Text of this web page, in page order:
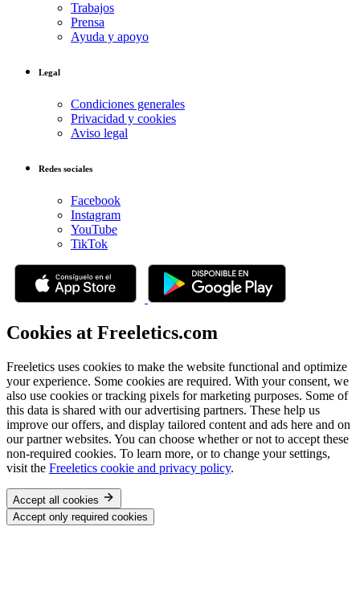
Trabajos
Prensa
Ayuda y apoyo
Legal
Condiciones generales
Privacidad y cookies
Aviso legal
Redes sociales
Facebook
Instagram
YouTube
TikTok
Cookies at Freeletics.com
Freeletics uses cookies to make the website functional and optimize
your experience. Some cookies are required. With your consent, we
also use cookies or tracking pixels for marketing purposes. Some of
this data is shared with our advertising partners. These help us
improve our offers, and display tailored content and ads here and on
our partner websites. You can choose whether or not to accept these
non-required cookies. To learn more, or to change your settings,
visit the Freeletics cookie and privacy policy.
Accept all cookies
Accept only required cookies